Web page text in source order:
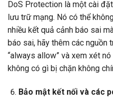
DoS Protection là một cài
lưu trữ mạng. Nó có thể
nhiều kết quả cảnh báo sai
báo sai, hãy thêm các nguồn
“always allow” và xem xét
không có gì bị chặn không
Bảo mật kết nối và các